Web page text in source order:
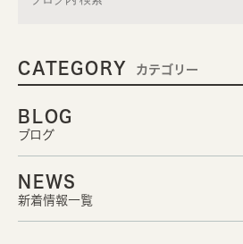
CATEGORY カテゴリー
BLOG
ブログ
NEWS
新着情報一覧